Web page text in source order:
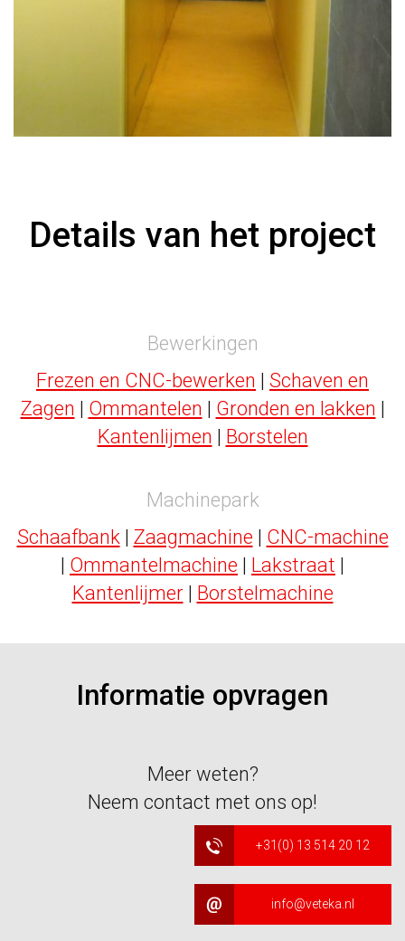
Details van het project
Bewerkingen
Frezen en CNC-bewerken | Schaven en
Zagen | Ommantelen | Gronden en lakken |
Kantenlijmen | Borstelen
Machinepark
Schaafbank | Zaagmachine | CNC-machine
| Ommantelmachine | Lakstraat |
Kantenlijmer | Borstelmachine
Informatie opvragen
Meer weten?
Neem contact met ons op!
+31(0) 13 514 20 12
info@veteka.nl